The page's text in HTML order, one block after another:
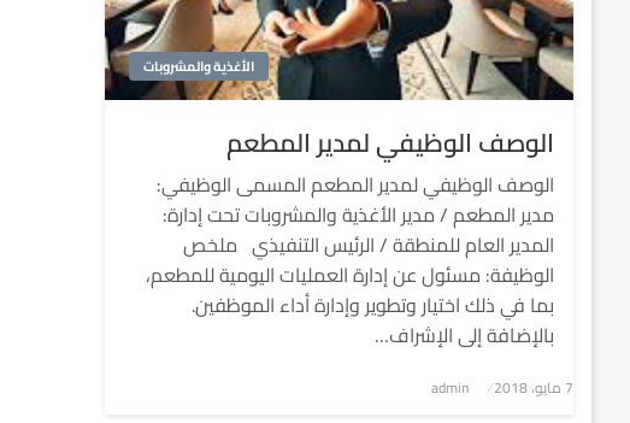
الأغذية والمشروبات
الوصف الوظيفي لمدير المطعم
الوصف الوظيفي لمدير المطعم المسمى الوظيفي:
مدير المطعم / مدير الأغذية والمشروبات تحت إدارة:
المدير العام للمنطقة / الرئيس التنفيذي ملخص
الوظيفة: مسئول عن إدارة العمليات اليومية للمطعم،
بما في ذلك اختيار وتطوير وإدارة أداء الموظفين.
بالإضافة إلى الإشراف…
نُشر
7 مايو، 2018 admin